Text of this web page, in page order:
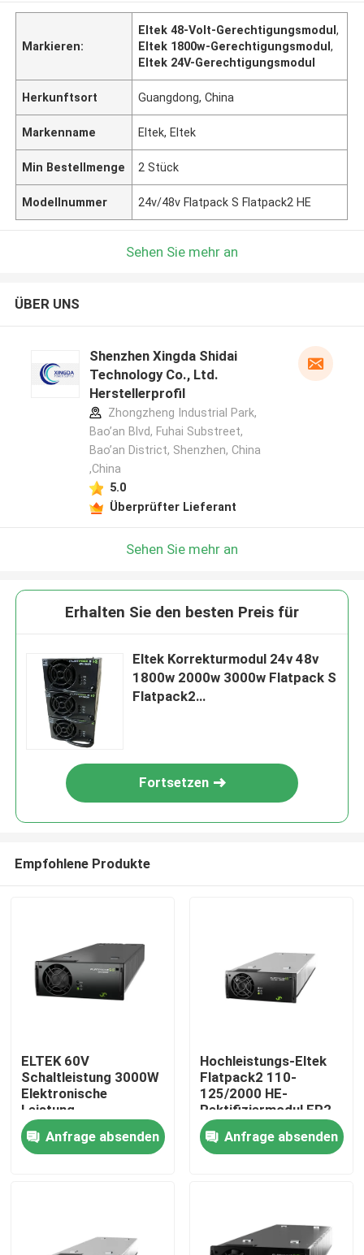
Nach Hause
Kontakte
Markieren:
Eltek 48-Volt-Gerechtigungsmodul,
Eltek 1800w-Gerechtigungsmodul,
Eltek 24V-Gerechtigungsmodul
Herkunftsort Guangdong, China
Markenname Eltek, Eltek
Min Bestellmenge 2 Stück
Modellnummer 24v/48v Flatpack S Flatpack2 HE
Sehen Sie mehr an
ÜBER UNS
Shenzhen Xingda Shidai
Technology Co., Ltd.
Herstellerprofil
Zhongzheng Industrial Park,
Bao’an Blvd, Fuhai Substreet,
Bao’an District, Shenzhen, China
,China
5.0
Überprüfter Lieferant
Sehen Sie mehr an
Erhalten Sie den besten Preis für
Eltek Korrekturmodul 24v 48v
1800w 2000w 3000w Flatpack S
Flatpack2
Fortsetzen
Empfohlene Produkte
ELTEK 60V
Schaltleistung 3000W
Elektronische
Leistung
Telekommunikation
ELTEK Flatpack2
60/3000 SHE
Anfrage absenden
Hochleistungs-Eltek
Flatpack2 110-
125/2000 HE-
Rektifiziermodul FP2
110/2000 HE WOR
Teilnummer
241115.805
Anfrage absenden